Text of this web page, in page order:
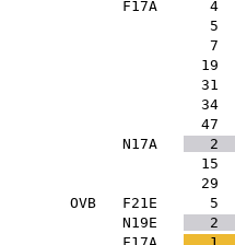
F17A 4
5
7
19
31
34
47
N17A
2
15
29
OVB F21E 5
N19E
2